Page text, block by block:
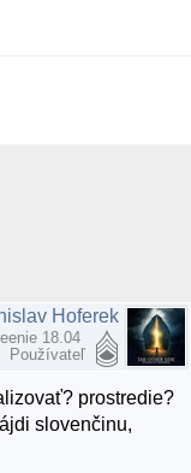
Hoferek
18.04
Používateľ
prostredie?
slovenčinu,